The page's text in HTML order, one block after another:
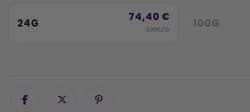
24G 74,40 €
3.10€/G 100G